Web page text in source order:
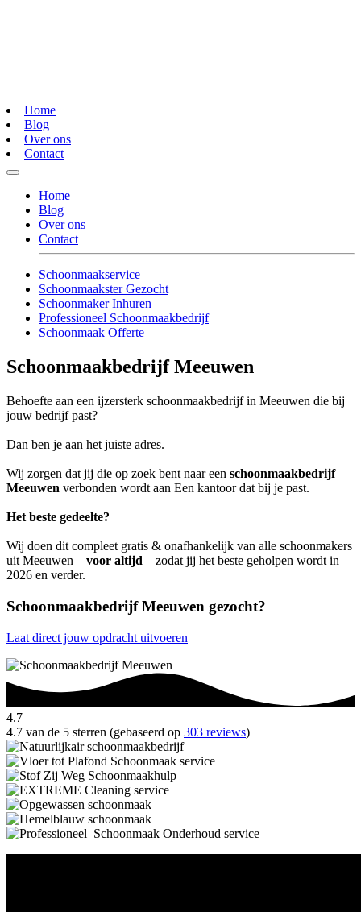
Home
Blog
Over ons
Contact
Home
Blog
Over ons
Contact
Schoonmaakservice
Schoonmaakster Gezocht
Schoonmaker Inhuren
Professioneel Schoonmaakbedrijf
Schoonmaak Offerte
Schoonmaakbedrijf Meeuwen
Behoefte aan een ijzersterk schoonmaakbedrijf in Meeuwen die bij
jouw bedrijf past?
Dan ben je aan het juiste adres.
Wij zorgen dat jij die op zoek bent naar een schoonmaakbedrijf
Meeuwen verbonden wordt aan Een kantoor dat bij je past.
Het beste gedeelte?
Wij doen dit compleet gratis & onafhankelijk van alle schoonmakers
uit Meeuwen – voor altijd – zodat jij het beste geholpen wordt in
2026 en verder.
Schoonmaakbedrijf Meeuwen gezocht?
Laat direct jouw opdracht uitvoeren
4.7
4.7 van de 5 sterren (gebaseerd op 303 reviews)